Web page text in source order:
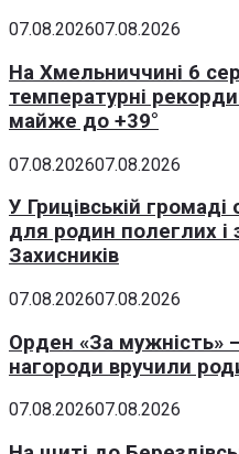
07.08.202607.08.2026
На Хмельниччині 6
температурні
майже до +39°
07.08.202607.08.2026
У Грицівській громаді
для родин полеглих і
Захисників
07.08.202607.08.2026
Орден «За мужність»
нагороди вручили
07.08.202607.08.2026